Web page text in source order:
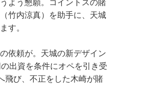
よう懇願。コイントスの賭
竹内涼真）を助手に、天城
す。
依頼が。天城の新デザイン
出資を条件にオペを引き受
飛び、不正をした木崎が賭